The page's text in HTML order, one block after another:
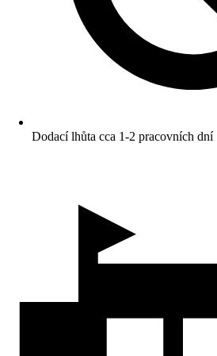
Dodací lhůta cca 1-2 pracovních dní